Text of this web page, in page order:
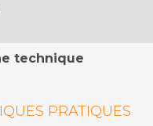
technique
PRATIQUES